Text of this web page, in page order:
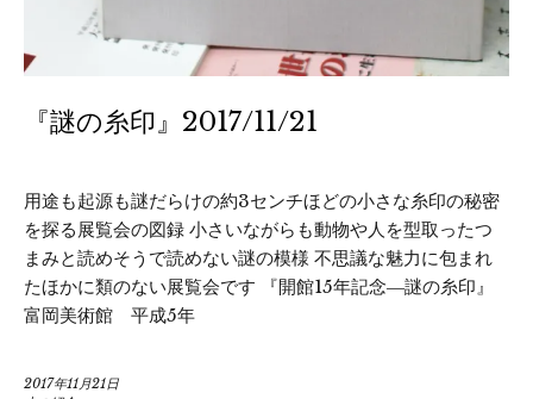
『謎の糸印』2017/11/21
用途も起源も謎だらけの約3センチほどの小さな糸印の秘密
を探る展覧会の図録 小さいながらも動物や人を型取ったつ
まみと読めそうで読めない謎の模様 不思議な魅力に包まれ
たほかに類のない展覧会です 『開館15年記念―謎の糸印』
富岡美術館 平成5年
2017年11月21日